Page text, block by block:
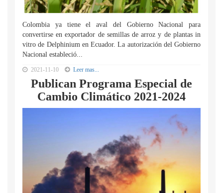
Colombia ya tiene el aval del Gobierno Nacional para
convertirse en exportador de semillas de arroz y de plantas in
vitro de Delphinium en Ecuador. La autorización del Gobierno
Nacional estableció...
2021-11-10 Leer mas...
Publican Programa Especial de
Cambio Climático 2021-2024